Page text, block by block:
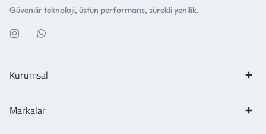
Güvenilir teknoloji, üstün performans, sürekli yenilik.
Kurumsal
Markalar